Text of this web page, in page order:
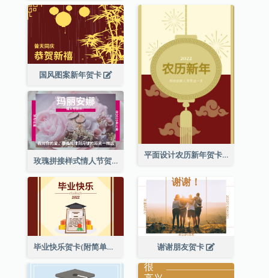
国风图案新年贺卡
平面设计农历新年贺卡与装饰
玫瑰拼接样式情人节贺卡
毕业快乐贺卡(附简单配图) 谢谢朋友贺卡